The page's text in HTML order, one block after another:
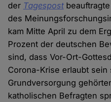
der Tagespost
des
kam Mitte April zu dem
Prozent der deutschen
sind, dass Vor-Ort-
Corona-Krise erlaubt
Grundversorgung
katholischen Befragten